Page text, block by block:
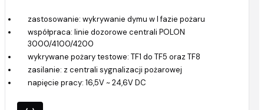
zastosowanie: wykrywanie dymu w I fazie pożaru
współpraca: linie dozorowe centrali POLON
3000/4100/4200
wykrywane pożary testowe: TF1 do TF5 oraz TF8
zasilanie: z centrali sygnalizacji pożarowej
napięcie pracy: 16,5V ~ 24,6V DC